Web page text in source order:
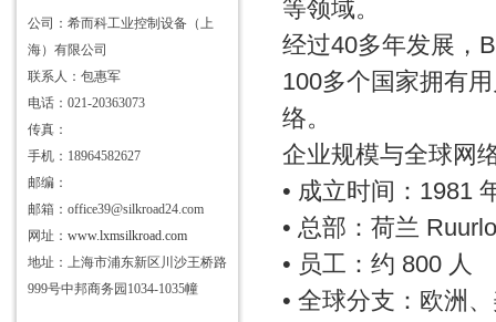
公司：希而科工业控制设备（上
海）有限公司
联系人：包惠军
电话：021-20363073
传真：
手机：18964582627
邮编：
邮箱：office39@silkroad24.com
网址： www.lxmsilkroad.com
地址：上海市浦东新区川沙王桥路
999号中邦商务园1034-1035幢
等领域。
经过40多年发展，
100多个国家拥有
络。
企业规模与全球网
• 成立时间：1981
• 总部：荷兰 Ruurlo
• 员工：约 800 人
• 全球分支：欧洲